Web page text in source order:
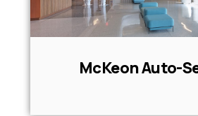
McKeon Auto-